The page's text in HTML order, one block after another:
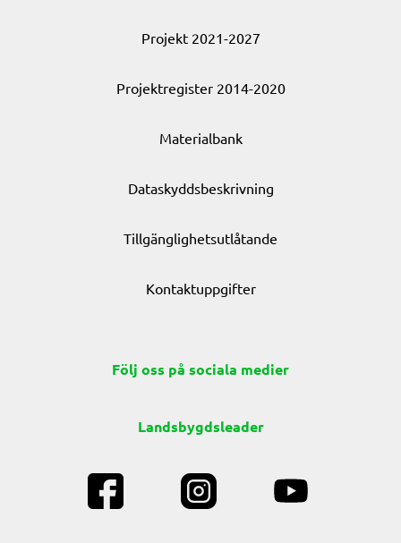
Projekt 2021-2027
Projektregister 2014-2020
Materialbank
Dataskyddsbeskrivning
Tillgänglighetsutlåtande
Kontaktuppgifter
Följ oss på sociala medier
Landsbygdsleader